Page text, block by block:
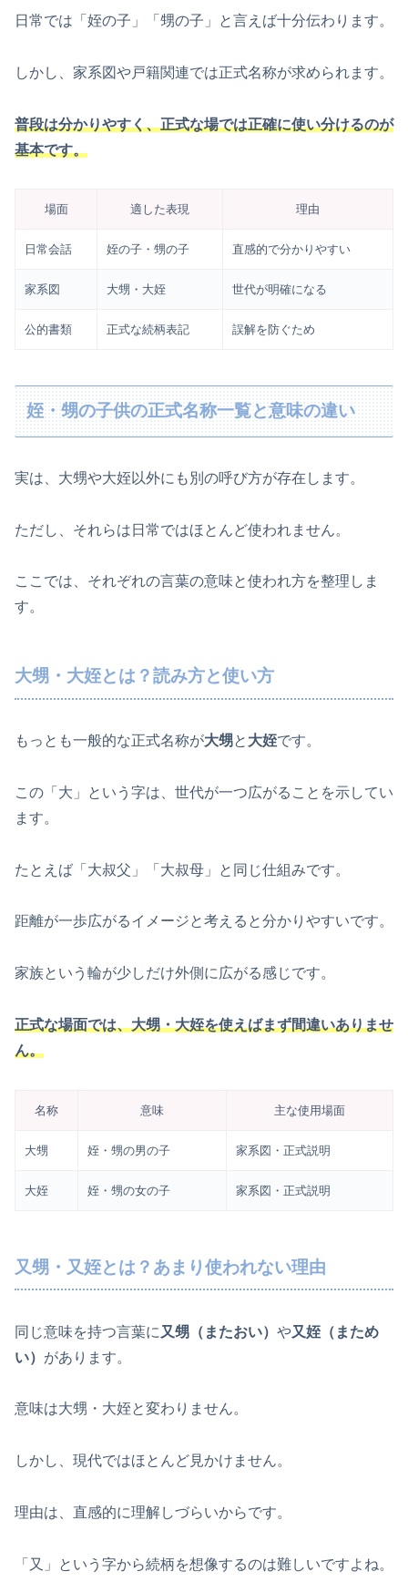
日常では「姪の子」「甥の子」と言えば十分伝わります。
しかし、家系図や戸籍関連では正式名称が求められます。
普段は分かりやすく、正式な場では正確に使い分けるのが
基本です。
場面 適した表現 理由
日常会話 姪の子・甥の子 直感的で分かりやすい
家系図 大甥・大姪 世代が明確になる
公的書類 正式な続柄表記 誤解を防ぐため
姪・甥の子供の正式名称一覧と意味の違い
実は、大甥や大姪以外にも別の呼び方が存在します。
ただし、それらは日常ではほとんど使われません。
ここでは、それぞれの言葉の意味と使われ方を整理しま
す。
大甥・大姪とは？読み方と使い方
もっとも一般的な正式名称が大甥と 大姪です。
この「大」という字は、世代が一つ広がることを示してい
ます。
たとえば「大叔父」「大叔母」と同じ仕組みです。
距離が一歩広がるイメージと考えると分かりやすいです。
家族という輪が少しだけ外側に広がる感じです。
正式な場面では、大甥・大姪を使えばまず間違いありませ
ん。
名称 意味 主な使用場面
大甥 姪・甥の男の子 家系図・正式説明
大姪 姪・甥の女の子 家系図・正式説明
又甥・又姪とは？あまり使われない理由
同じ意味を持つ言葉に 又甥（またおい） や又姪（まため
い） があります。
意味は大甥・大姪と変わりません。
しかし、現代ではほとんど見かけません。
理由は、直感的に理解しづらいからです。
「又」という字から続柄を想像するのは難しいですよね。